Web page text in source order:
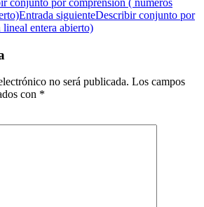
conjunto por comprensión ( numeros
Entrada siguienteDescribir conjunto por
entera abierto)
no será publicada. Los campos
con *